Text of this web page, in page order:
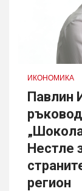
ИКОНОМИКА
Павлин
Нестле
регион